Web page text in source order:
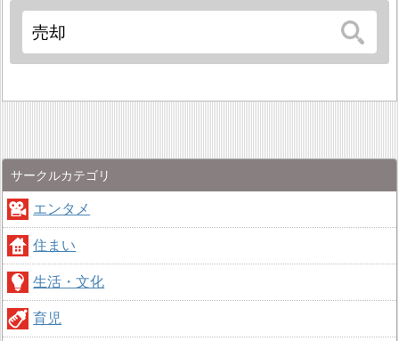
サークルカテゴリ
エンタメ
住まい
生活・文化
育児